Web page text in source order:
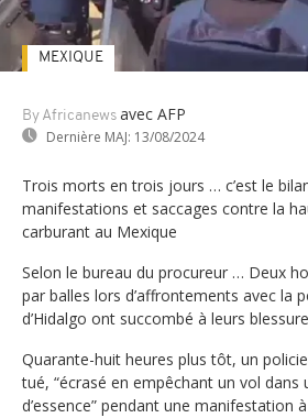
By Africanews avec AFP
Dernière MAJ: 13/08/2024
MEXIQUE
Trois morts en trois jours … c’est le
manifestations et saccages contre la
carburant au Mexique
Selon le bureau du procureur … Deux
par balles lors d’affrontements avec la
d’Hidalgo ont succombé à leurs
Quarante-huit heures plus tôt, un
tué, “écrasé en empêchant un vol dans
d’essence” pendant une manifestation